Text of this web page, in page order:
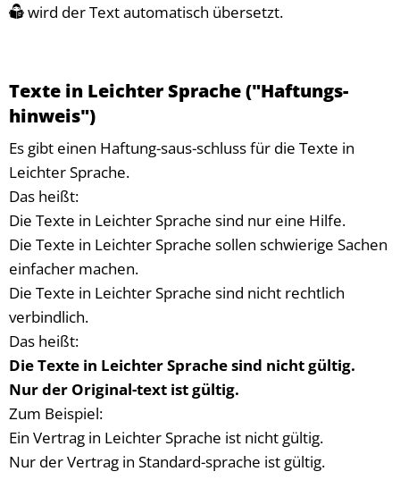
wird der Text automatisch übersetzt.
Texte in Leichter Sprache ("Haftungs-
hinweis")
Es gibt einen Haftung-saus-schluss für die Texte in
Leichter Sprache.
Das heißt:
Die Texte in Leichter Sprache sind nur eine Hilfe.
Die Texte in Leichter Sprache sollen schwierige Sachen
einfacher machen.
Die Texte in Leichter Sprache sind nicht rechtlich
verbindlich.
Das heißt:
Die Texte in Leichter Sprache sind nicht gültig.
Nur der Original-text ist gültig.
Zum Beispiel:
Ein Vertrag in Leichter Sprache ist nicht gültig.
Nur der Vertrag in Standard-sprache ist gültig.